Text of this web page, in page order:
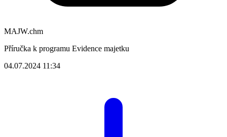
MAJW.chm
Příručka k programu Evidence majetku
04.07.2024 11:34